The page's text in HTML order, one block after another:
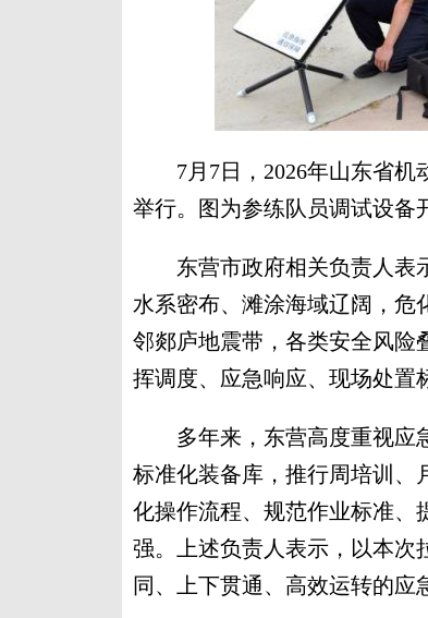
7月7日，2026年山东省机
举行。图为参练队员调试设备
东营市政府相关负责人表示
水系密布、滩涂海域辽阔，危
邻郯庐地震带，各类安全风险
挥调度、应急响应、现场处置
多年来，东营高度重视应急
标准化装备库，推行周培训、
化操作流程、规范作业标准、
强。上述负责人表示，以本次
同、上下贯通、高效运转的应